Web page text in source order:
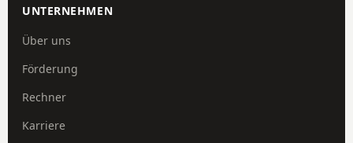
UNTERNEHMEN
Über uns
Förderung
Rechner
Karriere